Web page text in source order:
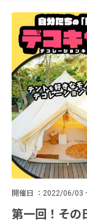
開催日 2022/06/03
第一回！その